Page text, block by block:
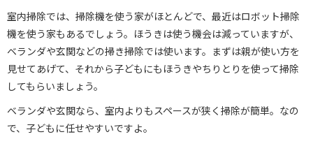
室内掃除では、掃除機を使う家がほとんどで、最近はロボット掃除
機を使う家もあるでしょう。ほうきは使う機会は減っていますが、
ベランダや玄関などの掃き掃除では使います。まずは親が使い方を
見せてあげて、それから子どもにもほうきやちりとりを使って掃除
してもらいましょう。
ベランダや玄関なら、室内よりもスペースが狭く掃除が簡単。なの
で、子どもに任せやすいですよ。